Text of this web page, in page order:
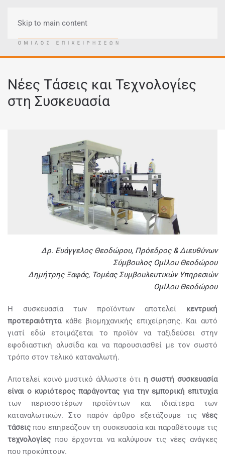
Skip to main content
Νέες Τάσεις και Τεχνολογίες
στη Συσκευασία
Δρ. Ευάγγελος Θεοδώρου, Πρόεδρος & Διευθύνων
Σύμβουλος Ομίλου Θεοδώρου
Δημήτρης Ξαφάς, Τομέας Συμβουλευτικών Υπηρεσιών
Ομίλου Θεοδώρου
Η συσκευασία των προϊόντων αποτελεί κεντρική
προτεραιότητακάθε βιομηχανικής επιχείρησης. Και αυτό
γιατί εδώ ετοιμάζεται το προϊόν να ταξιδεύσει στην
εφοδιαστική αλυσίδα και να παρουσιασθεί με τον σωστό
τρόπο στον τελικό καταναλωτή.
Αποτελεί κοινό μυστικό άλλωστε ότι η σωστή συσκευασία
είναι ο κυριότερος παράγοντας για την εμπορική επιτυχία
των περισσοτέρων προϊόντων και ιδιαίτερα των
καταναλωτικών. Στο παρόν άρθρο εξετάζουμε τις νέες
τάσεις που επηρεάζουν τη συσκευασία και παραθέτουμε τις
τεχνολογίες που έρχονται να καλύψουν τις νέες ανάγκες
που προκύπτουν.